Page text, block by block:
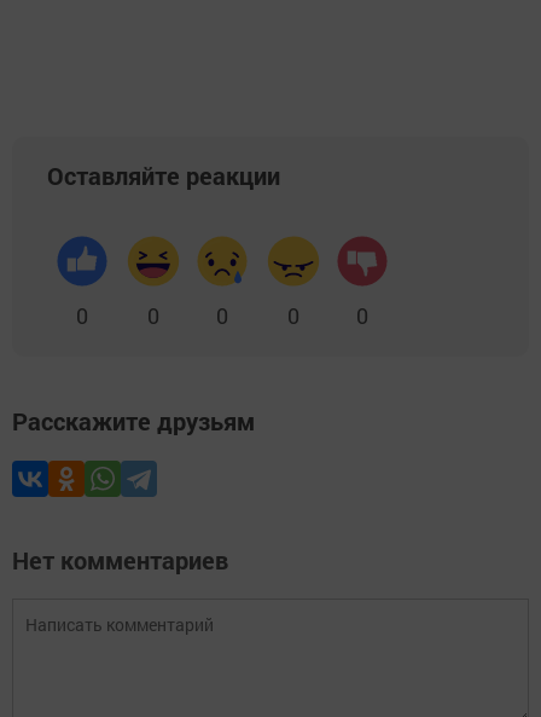
Оставляйте реакции
0 0 0 0 0
Расскажите друзьям
Нет комментариев